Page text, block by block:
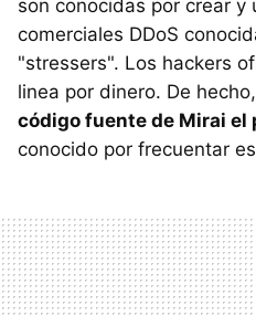
son conocidas por crear y
comerciales DDoS
"stressers". Los hackers
linea por dinero. De hecho,
código fuente de Mirai el
conocido por frecuentar